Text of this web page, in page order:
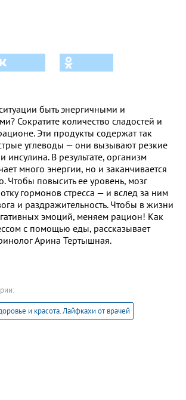
быть энергичными и
Сократите количество сладостей и
Эти продукты содержат так
углеводы — они вызывают резкие
инсулина. В результате, организм
много энергии, но и заканчивается
Чтобы повысить ее уровень, мозг
гормонов стресса — и вслед за ним
и раздражительность. Чтобы в жизни
эмоций, меняем рацион! Как
с помощью еды, рассказывает
Арина Тертышная.
и красота. Лайфкахи от врачей